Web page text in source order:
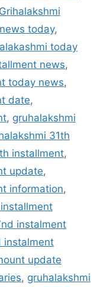
Grihalakshmi
today,
today
news,
today news,
date,
, gruhalakshmi
31th
installment,
update,
information,
instalment
instalment
update
, gruhalakshmi